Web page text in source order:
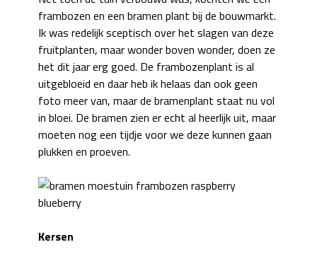
frambozen en een bramen plant bij de bouwmarkt.
Ik was redelijk sceptisch over het slagen van deze
fruitplanten, maar wonder boven wonder, doen ze
het dit jaar erg goed. De frambozenplant is al
uitgebloeid en daar heb ik helaas dan ook geen
foto meer van, maar de bramenplant staat nu vol
in bloei. De bramen zien er echt al heerlijk uit, maar
moeten nog een tijdje voor we deze kunnen gaan
plukken en proeven.
Kersen